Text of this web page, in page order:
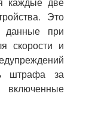
Это
данные при
скорости и
штрафа за